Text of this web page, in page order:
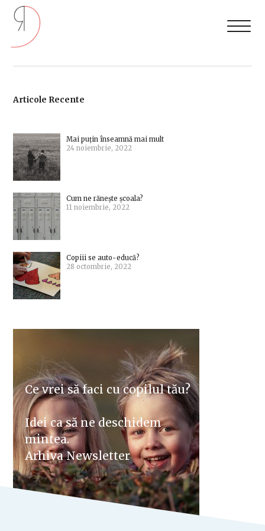
Articole Recente
Mai puțin înseamnă mai mult
24 noiembrie, 2022
Cum ne rănește școala?
11 noiembrie, 2022
Copiii se auto-educă?
28 octombrie, 2022
Ce vrei să faci cu copilul tău?
Idei ca să ne deschidem
mintea.
Arhiva Newsletter